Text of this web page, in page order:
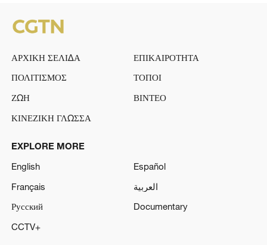
ΑΡΧΙΚΗ ΣΕΛΙΔΑ
ΕΠΙΚΑΙΡΟΤΗΤΑ
ΠΟΛΙΤΙΣΜΟΣ
ΤΟΠΟΙ
ΖΩΗ
ΒΙΝΤΕΟ
ΚΙΝΕΖΙΚΗ ΓΛΩΣΣΑ
EXPLORE MORE
English
Español
Français
العربية
Русский
Documentary
CCTV+